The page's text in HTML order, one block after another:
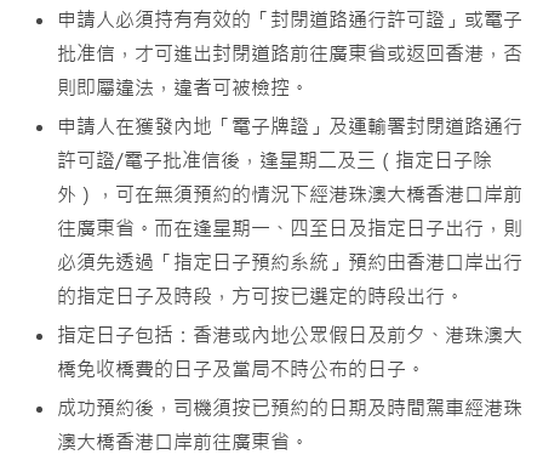
申請人必須持有有效的「封閉道路通行許可證」或電子
批准信，才可進出封閉道路前往廣東省或返回香港，否
則即屬違法，違者可被檢控。
申請人在獲發內地「電子牌證」及運輸署封閉道路通行
許可證/電子批准信後，逢星期二及三（指定日子除
外），可在無須預約的情況下經港珠澳大橋香港口岸前
往廣東省。而在逢星期一、四至日及指定日子出行，則
必須先透過「指定日子預約系統」預約由香港口岸出行
的指定日子及時段，方可按已選定的時段出行。
指定日子包括：香港或內地公眾假日及前夕、港珠澳大
橋免收橋費的日子及當局不時公布的日子。
成功預約後，司機須按已預約的日期及時間駕車經港珠
澳大橋香港口岸前往廣東省。